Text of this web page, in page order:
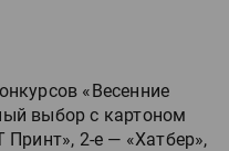
«Весенние
выбор с картоном
Принт», 2-е — «Хатбер»,